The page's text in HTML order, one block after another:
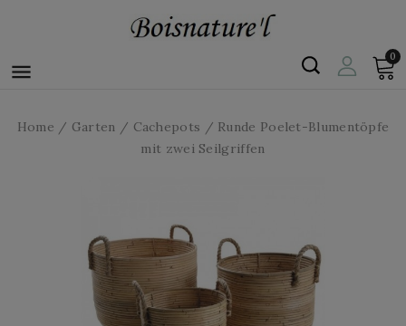

0
Home Garten Cachepots
Runde Poelet-Blumentöpfe
mit zwei Seilgriffen